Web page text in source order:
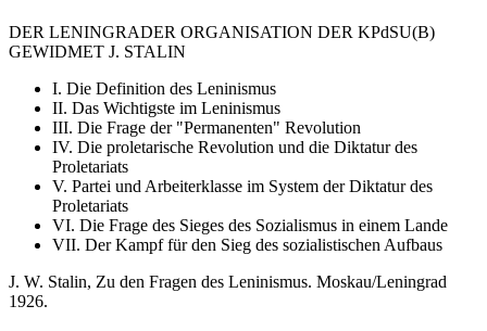
DER LENINGRADER ORGANISATION DER KPdSU(B)
GEWIDMET J. STALIN
I. Die Definition des Leninismus
II. Das Wichtigste im Leninismus
III. Die Frage der "Permanenten" Revolution
IV. Die proletarische Revolution und die Diktatur des
Proletariats
V. Partei und Arbeiterklasse im System der Diktatur des
Proletariats
VI. Die Frage des Sieges des Sozialismus in einem Lande
VII. Der Kampf für den Sieg des sozialistischen Aufbaus
J. W. Stalin, Zu den Fragen des Leninismus. Moskau/Leningrad
1926.